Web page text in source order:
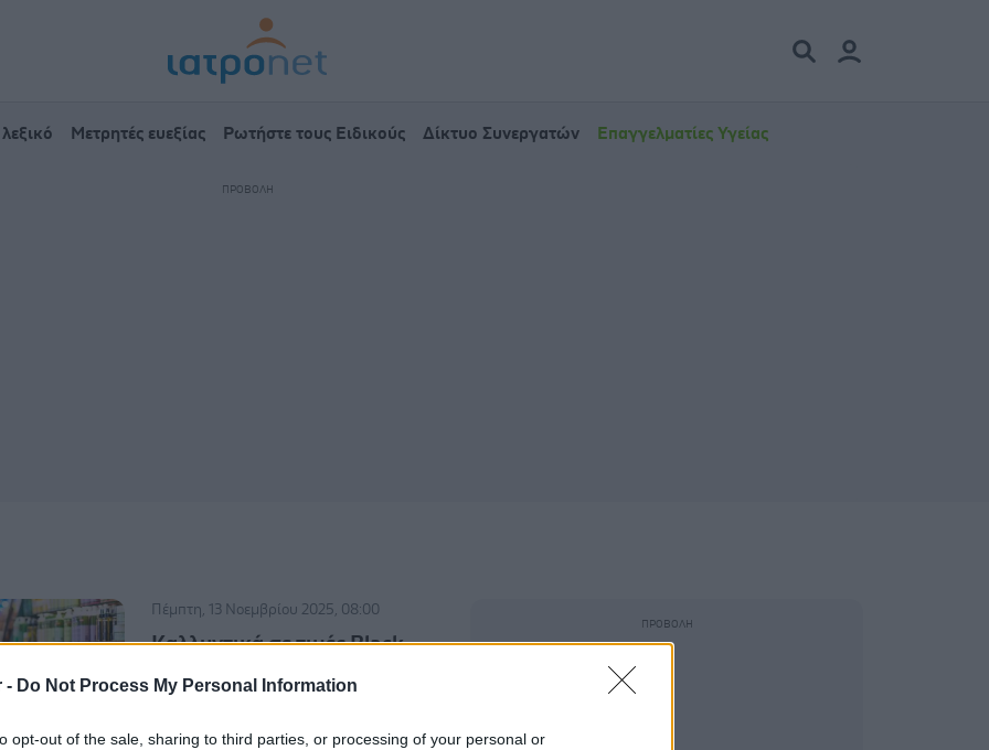
- Do Not Process My Personal Information
opt-out of the sale, sharing to third parties, or processing of your personal or
λεξικό Μετρητές ευεξίας Ρωτήστε τους Ειδικούς Δίκτυο Συνεργατών Επαγγελματίες Υγείας
Πέμπτη, 13 Νοεμβρίου 2025, 08:00
Kαλλυντικά σε τιμές Black